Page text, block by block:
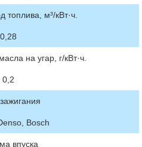
топлива, м³/кВт·ч.
0,28
на угар, г/кВт·ч.
0,2
Bosch
впуска